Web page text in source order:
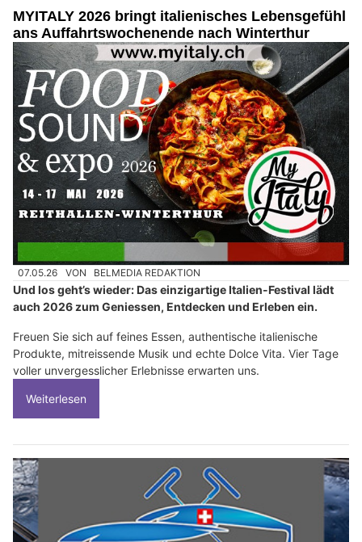
MYITALY 2026 bringt italienisches Lebensgefühl
ans Auffahrtswochenende nach Winterthur
07.05.26 VON BELMEDIA REDAKTION
Und los geht’s wieder: Das einzigartige Italien-Festival lädt
auch 2026 zum Geniessen, Entdecken und Erleben ein.
Freuen Sie sich auf feines Essen, authentische italienische
Produkte, mitreissende Musik und echte Dolce Vita. Vier Tage
voller unvergesslicher Erlebnisse erwarten uns.
Weiterlesen